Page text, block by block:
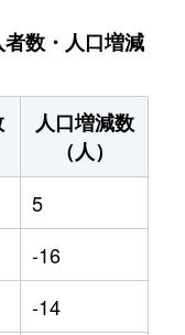
数・人口増減
人口増減数
（人）
5
-16
-14